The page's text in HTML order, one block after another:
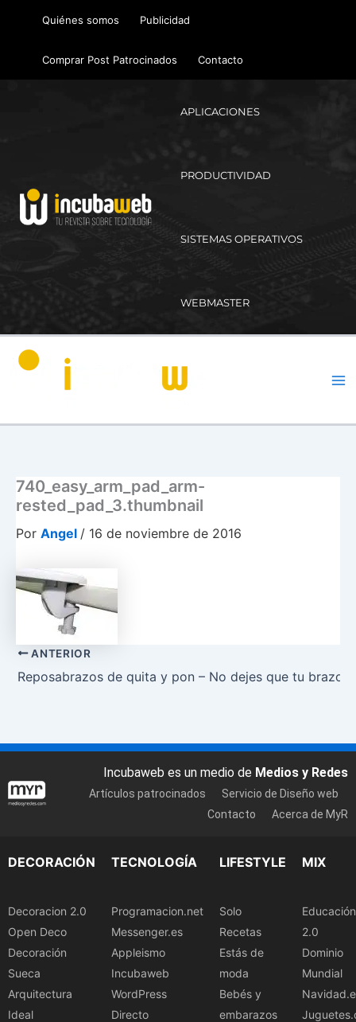
Quiénes somos Publicidad
Comprar Post Patrocinados Contacto
APLICACIONES
PRODUCTIVIDAD
SISTEMAS OPERATIVOS
WEBMASTER
740_easy_arm_pad_arm-
rested_pad_3.thumbnail
Por Angel / 16 de noviembre de 2016
ANTERIOR
Reposabrazos de quita y pon – No dejes que tu brazo
Incubaweb es un medio de Medios y Redes
Artículos patrocinados
Servicio de Diseño web
Contacto
Acerca de MyR
DECORACIÓN
Decoracion 2.0
Open Deco
Decoración
Sueca
Arquitectura
Ideal
TECNOLOGÍA
Programacion.net
Messenger.es
Appleismo
Incubaweb
WordPress
Directo
LIFESTYLE
Solo
Recetas
Estás de
moda
Bebés y
embarazos
MIX
Educación
2.0
Dominio
Mundial